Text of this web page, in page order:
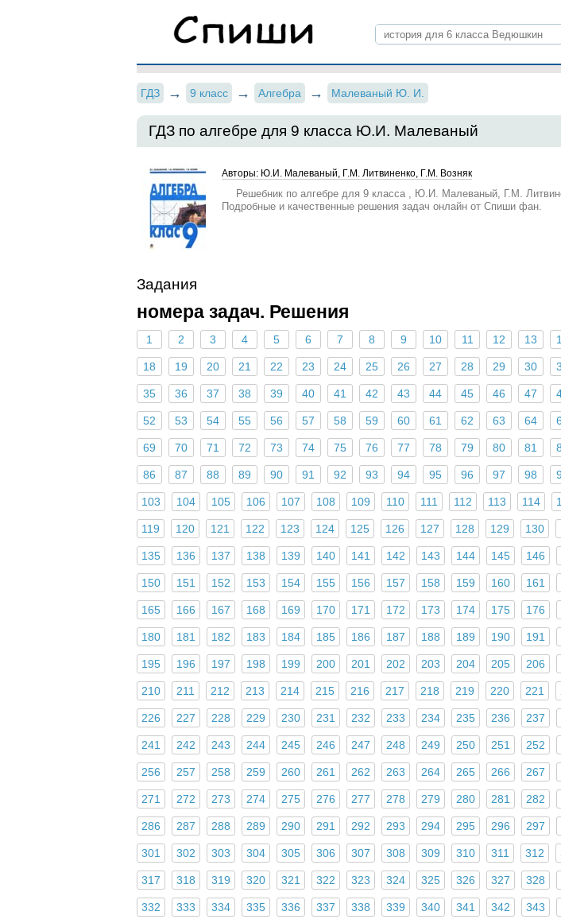
ГДЗ 9 класс Алгебра Малеваный Ю. И.
ГДЗ по алгебре для 9 класса Ю.И. Малеваный
Авторы: Ю.И. Малеваный, Г.М. Литвиненко, Г.М. Возняк
Решебник по алгебре для 9 класса , Ю.И. Малеваный, Г.М.
Подробные и качественные решения задач онлайн от Спиши фан.
Задания
номера задач. Решения
1 2 3 4 5 6 7 8 9 10 11 12 13
18 19 20 21 22 23 24 25 26 27 28 29 30
35 36 37 38 39 40 41 42 43 44 45 46 47
52 53 54 55 56 57 58 59 60 61 62 63 64
69 70 71 72 73 74 75 76 77 78 79 80 81
86 87 88 89 90 91 92 93 94 95 96 97 98
103 104 105 106 107 108 109 110 111 112 113 114
119 120 121 122 123 124 125 126 127 128 129 130
135 136 137 138 139 140 141 142 143 144 145 146
150 151 152 153 154 155 156 157 158 159 160 161
165 166 167 168 169 170 171 172 173 174 175 176
180 181 182 183 184 185 186 187 188 189 190 191
195 196 197 198 199 200 201 202 203 204 205 206
210 211 212 213 214 215 216 217 218 219 220 221
226 227 228 229 230 231 232 233 234 235 236 237
241 242 243 244 245 246 247 248 249 250 251 252
256 257 258 259 260 261 262 263 264 265 266 267
271 272 273 274 275 276 277 278 279 280 281 282
286 287 288 289 290 291 292 293 294 295 296 297
301 302 303 304 305 306 307 308 309 310 311 312
317 318 319 320 321 322 323 324 325 326 327 328
332 333 334 335 336 337 338 339 340 341 342 343